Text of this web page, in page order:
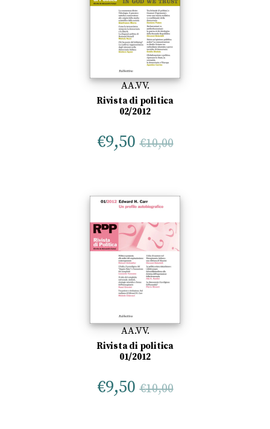
AA.VV.
Rivista di politica
02/2012
€9,50 €10,00
AA.VV.
Rivista di politica
01/2012
€9,50 €10,00